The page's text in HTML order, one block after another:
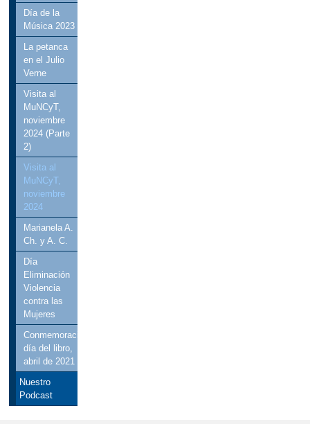
Día de la
Música 2023
La petanca
en el Julio
Verne
Visita al
MuNCyT,
noviembre
2024 (Parte
2)
Visita al
MuNCyT,
noviembre
2024
Marianela A.
Ch. y A. C.
Día
Eliminación
Violencia
contra las
Mujeres
Conmemoración
día del libro,
abril de 2021
Nuestro
Podcast